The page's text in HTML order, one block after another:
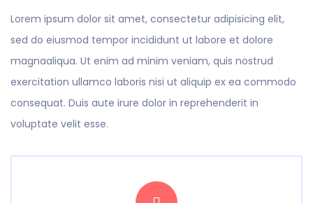
Lorem ipsum dolor sit amet, consectetur adipisicing elit,
sed do eiusmod tempor incididunt ut labore et dolore
magnaaliqua. Ut enim ad minim veniam, quis nostrud
exercitation ullamco laboris nisi ut aliquip ex ea commodo
consequat. Duis aute irure dolor in reprehenderit in
voluptate velit esse.